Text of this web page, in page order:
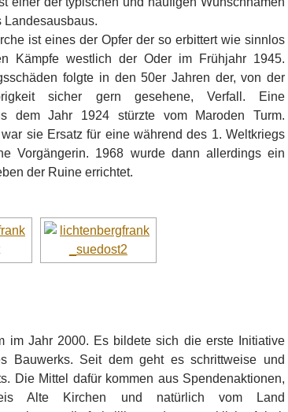
Landesausbaus.
ist eines der Opfer der so erbittert wie sinnlos
Kämpfe westlich der Oder im Frühjahr 1945.
folgte in den 50er Jahren der, von der
sicher gern gesehene, Verfall. Eine
dem Jahr 1924 stürzte vom Maroden Turm.
sie Ersatz für eine während des 1. Weltkriegs
Vorgängerin. 1968 wurde dann allerdings ein
der Ruine errichtet.
im Jahr 2000. Es bildete sich die erste Initiative
Bauwerks. Seit dem geht es schrittweise und
Die Mittel dafür kommen aus Spendenaktionen,
Alte Kirchen und natürlich vom Land